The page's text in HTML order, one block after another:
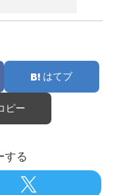
はてブ
ピー
する